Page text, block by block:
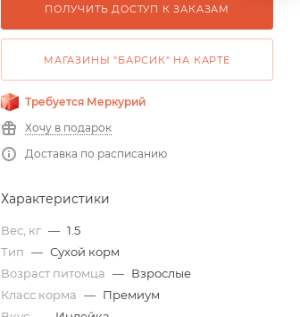
ПОЛУЧИТЬ ДОСТУП К ЗАКАЗАМ
МАГАЗИНЫ "БАРСИК" НА КАРТЕ
Требуется Меркурий
Хочу в подарок
Доставка по расписанию
Характеристики
Вес, кг — 1.5
Тип — Сухой корм
Возраст питомца — Взрослые
Класс корма — Премиум